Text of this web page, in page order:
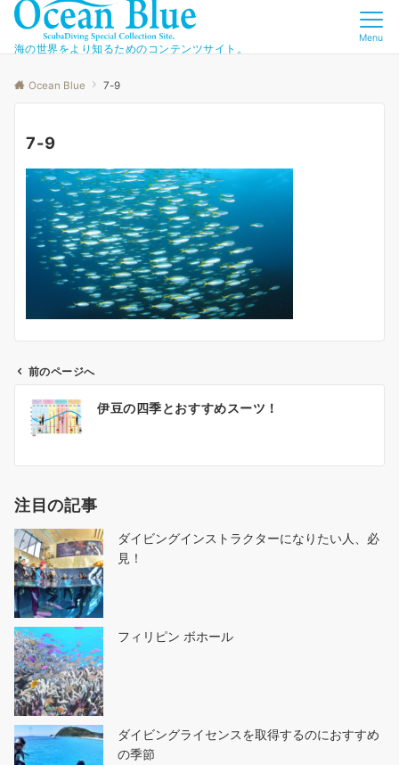
海の世界をより知るためのコンテンツサイト。
Menu
Ocean Blue 7-9
7-9
ビ
ー
シ
ョ
ン
前のページへ
伊豆の四季とおすすめスーツ！
注目の記事
ダイビングインストラクターになりたい人、必
見！
フィリピン ボホール
ダイビングライセンスを取得するのにおすすめ
の季節